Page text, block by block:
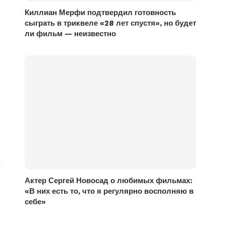
Киллиан Мерфи подтвердил готовность
сыграть в триквеле «28 лет спустя», но будет
ли фильм — неизвестно
Актер Сергей Новосад о любимых фильмах:
«В них есть то, что я регулярно восполняю в
себе»